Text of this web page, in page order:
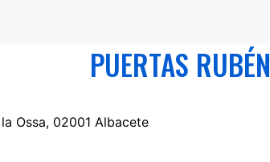
PUERTAS RUBÉN
Ossa, 02001 Albacete